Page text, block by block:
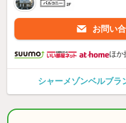
お問い
ほか
シャーメゾンベルブラ